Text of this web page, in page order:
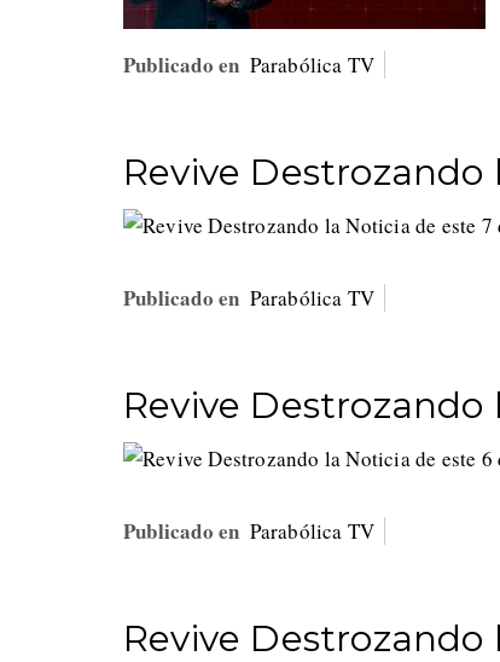
Publicado en Parabólica TV
Revive
Publicado en Parabólica TV
Revive
Publicado en Parabólica TV
Revive